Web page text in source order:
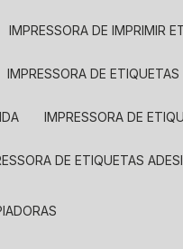
IMPRESSORA DE IMPRIMIR
IMPRESSORA DE
IMPRESSORA DE
DE ETIQUETAS